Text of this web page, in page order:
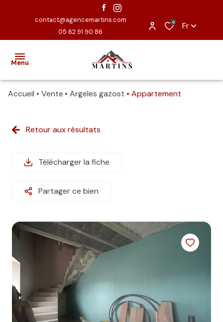
contact@agencemartins.com
05 62 91 90 86
0 Fr
Menu
EXCLUSIVITÉS
ESTIMATION
NOUS
NOS
BIENS
ALERTE
E-MAIL
Accueil Vente Argeles gazost Appartement
Retour aux résultats
Télécharger la fiche
Partager ce bien